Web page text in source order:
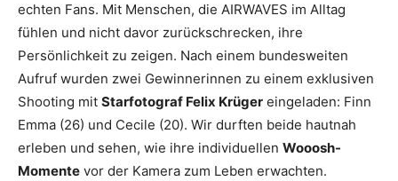
echten Fans. Mit Menschen, die AIRWAVES im Alltag
fühlen und nicht davor zurückschrecken, ihre
Persönlichkeit zu zeigen. Nach einem bundesweiten
Aufruf wurden zwei Gewinnerinnen zu einem exklusiven
Shooting mit Starfotograf Felix Krüger eingeladen: Finn
Emma (26) und Cecile (20). Wir durften beide hautnah
erleben und sehen, wie ihre individuellen Wooosh-
Momente vor der Kamera zum Leben erwachten.